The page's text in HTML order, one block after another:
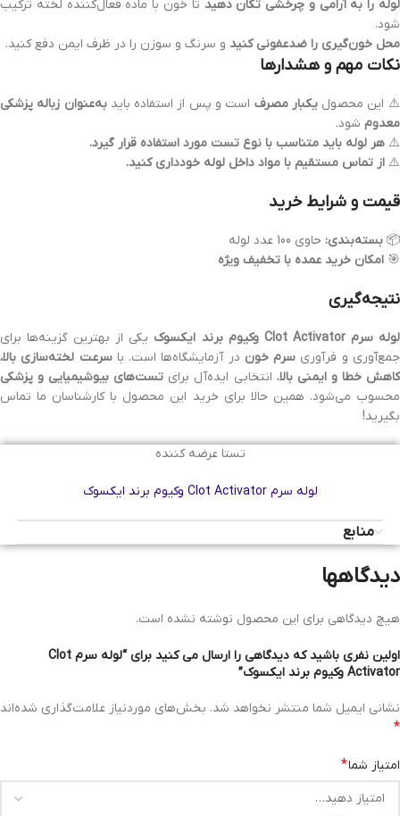
لوله را به آرامی و چرخشی تکان دهید تا خون با ماده فعال‌کننده لخته ترکیب
شود.
محل خون‌گیری را ضدعفونی کنید و سرنگ و سوزن را در ظرف ایمن دفع کنید.
نکات مهم و هشدارها
⚠️ این محصولیکبار مصرف است و پس از استفاده بایدبه‌عنوان زباله پزشکی
معدوم شود.
⚠️ هر لوله باید متناسب با نوع تست مورد استفاده قرار گیرد.
⚠️ از تماس مستقیم با مواد داخل لوله خودداری کنید.
قیمت و شرایط خرید
📦 بسته‌بندی: حاوی 100 عدد لوله
🎯 امکان خرید عمده با تخفیف ویژه
نتیجه‌گیری
لوله سرم Clot Activator وکیوم برند ایکسوک
یکی از بهترین گزینه‌ها برای
جمع‌آوری و فرآوری سرم خون در آزمایشگاه‌ها است. باسرعت لخته‌سازی بالا،
کاهش خطا و ایمنی بالا، انتخابی ایده‌آل برای تست‌های بیوشیمیایی و پزشکی
محسوب می‌شود. همین حالا برای خرید این محصول با کارشناسان ما تماس
بگیرید!
تستا عرضه کننده
لوله سرم Clot Activator وکیوم برند ایکسوک
منابع
دیدگاهها
هیچ دیدگاهی برای این محصول نوشته نشده است.
اولین نفری باشید که دیدگاهی را ارسال می کنید برای “لوله سرم Clot
Activator وکیوم برند ایکسوک”
نشانی ایمیل شما منتشر نخواهد شد. بخش‌های موردنیاز علامت‌گذاری شده‌اند
*
امتیاز شما*